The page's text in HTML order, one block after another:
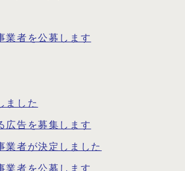
業者を公募します
ました
広告を募集します
業者が決定しました
業者を公募します